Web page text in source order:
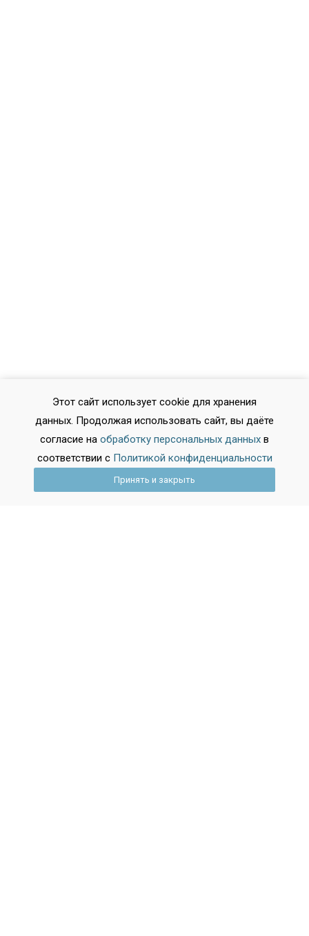
Этот сайт использует cookie для хранения
данных. Продолжая использовать сайт, вы даёте
согласие на обработку персональных данных в
соответствии с Политикой конфиденциальности
Принять и закрыть